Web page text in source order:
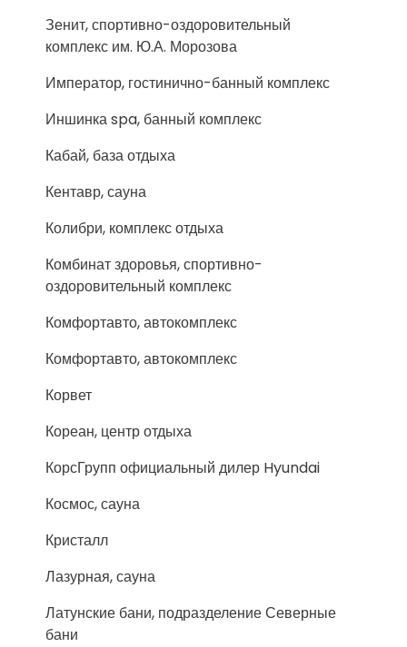
Зенит, спортивно-оздоровительный
комплекс им. Ю.А. Морозова
Император, гостинично-банный комплекс
Иншинка spa, банный комплекс
Кабай, база отдыха
Кентавр, сауна
Колибри, комплекс отдыха
Комбинат здоровья, спортивно-
оздоровительный комплекс
Комфортавто, автокомплекс
Комфортавто, автокомплекс
Корвет
Кореан, центр отдыха
КорсГрупп официальный дилер Hyundai
Космос, сауна
Кристалл
Лазурная, сауна
Латунские бани, подразделение Северные
бани